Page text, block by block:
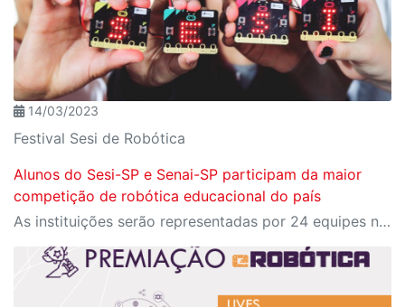
14/03/2023
Festival Sesi de Robótica
Alunos do Sesi-SP e Senai-SP participam da maior
competição de robótica educacional do país
As instituições serão representadas por 24 equipes na 5ª edição do Festival SESI de Robótica, que receberá mais de 2 mil estudantes de escolas da rede SESI e SENAI, públicas e privadas em Brasília